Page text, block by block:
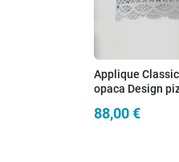
Applique
opaca Design
88,00 €